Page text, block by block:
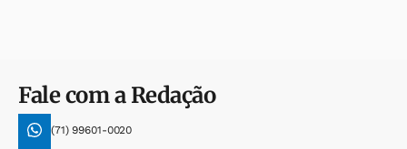
Fale com a Redação
(71) 99601-0020